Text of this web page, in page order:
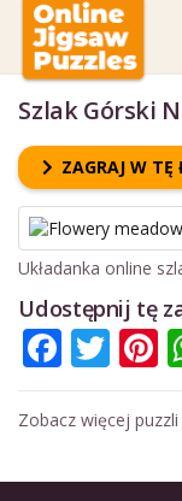
Szlak Górski
ZAGRAJ W TĘ
Układanka online
Udostępnij tę
Zobacz więcej